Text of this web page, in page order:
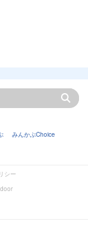
みんかぶChoice
シー